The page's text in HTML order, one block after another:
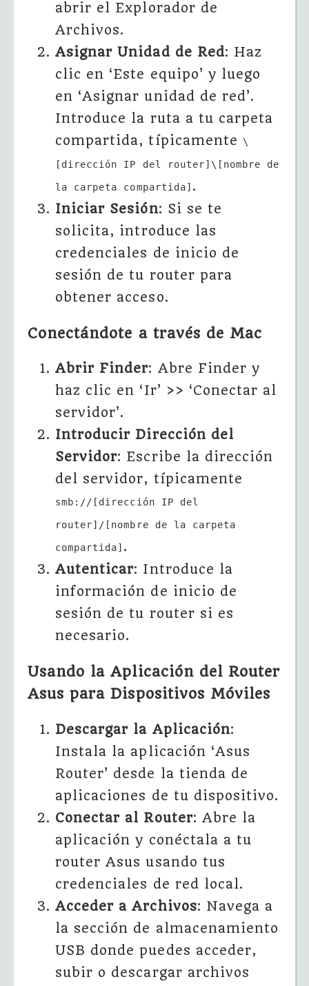
abrir el Explorador de
Archivos.
Asignar Unidad de Red: Haz
clic en ‘Este equipo’ y luego
en ‘Asignar unidad de red’.
Introduce la ruta a tu carpeta
compartida, típicamente
\
[dirección IP del router]\[nombre de
la carpeta compartida] .
Iniciar Sesión: Si se te
solicita, introduce las
credenciales de inicio de
sesión de tu router para
obtener acceso.
Conectándote a través de Mac
Abrir Finder: Abre Finder y
haz clic en ‘Ir’ >> ‘Conectar al
servidor’.
Introducir Dirección del
Servidor: Escribe la dirección
del servidor, típicamente
smb://[dirección IP del
router]/[nombre de la carpeta
compartida] .
Autenticar: Introduce la
información de inicio de
sesión de tu router si es
necesario.
Usando la Aplicación del Router
Asus para Dispositivos Móviles
Descargar la Aplicación:
Instala la aplicación ‘Asus
Router’ desde la tienda de
aplicaciones de tu dispositivo.
Conectar al Router: Abre la
aplicación y conéctala a tu
router Asus usando tus
credenciales de red local.
Acceder a Archivos: Navega a
la sección de almacenamiento
USB donde puedes acceder,
subir o descargar archivos